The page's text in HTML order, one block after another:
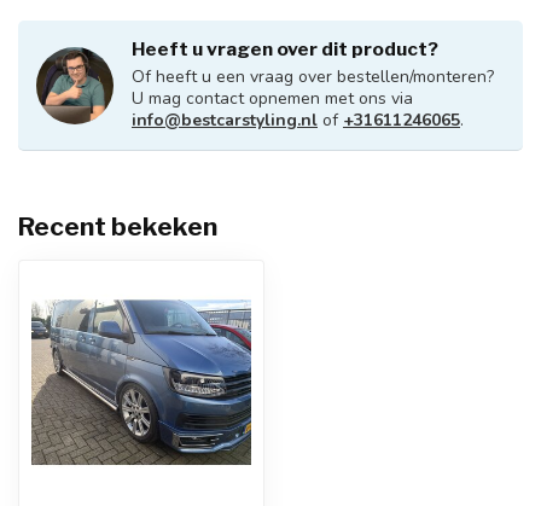
Heeft u vragen over dit product?
Of heeft u een vraag over bestellen/monteren?
U mag contact opnemen met ons via
info@bestcarstyling.nl of +31611246065.
Recent bekeken